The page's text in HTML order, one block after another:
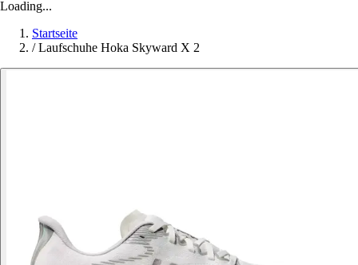
Loading...
Startseite
/ Laufschuhe Hoka Skyward X 2